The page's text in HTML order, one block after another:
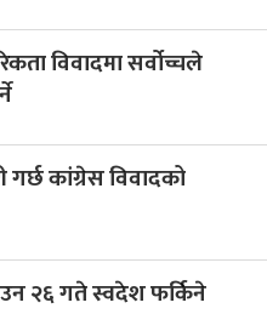
विवादमा सर्वोच्चले
कांग्रेस विवादको
२६ गते स्वदेश फर्किने